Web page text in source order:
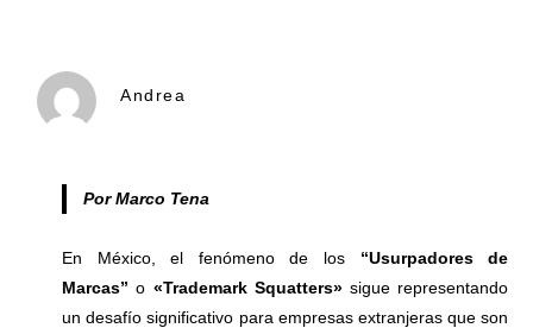
Andrea
Por Marco Tena
En México, el fenómeno de los “Usurpadores de
Marcas”o «Trademark Squatters»sigue representando
un desafío significativo para empresas extranjeras que son